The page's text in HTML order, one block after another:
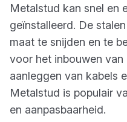
Metalstud kan snel en
geïnstalleerd. De
maat te snijden en te
voor het inbouwen
aanleggen van kabels
Metalstud is populair
en aanpasbaarheid.